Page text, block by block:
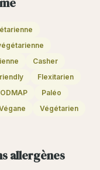
Casher
Flexitarien
Paléo
Végétarien
allergènes